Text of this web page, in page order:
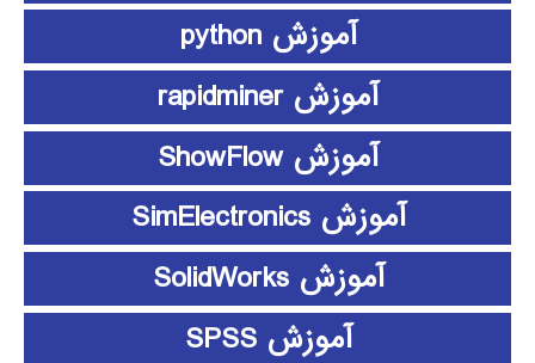
آموزش python
آموزش rapidminer
آموزش ShowFlow
آموزش SimElectronics
آموزش SolidWorks
آموزش SPSS